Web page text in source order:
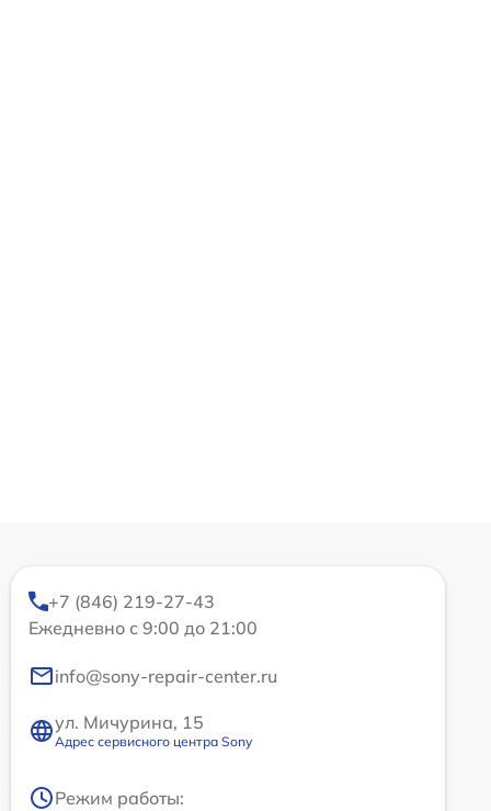
+7 (846) 219-27-43
Ежедневно с 9:00 до 21:00
info@sony-repair-center.ru
ул. Мичурина, 15
Адрес сервисного центра Sony
Режим работы: